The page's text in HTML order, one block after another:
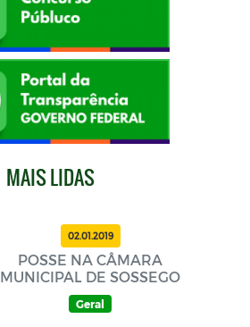
MAIS LIDAS
02.01.2019
POSSE NA CÂMARA
MUNICIPAL DE SOSSEGO
Geral